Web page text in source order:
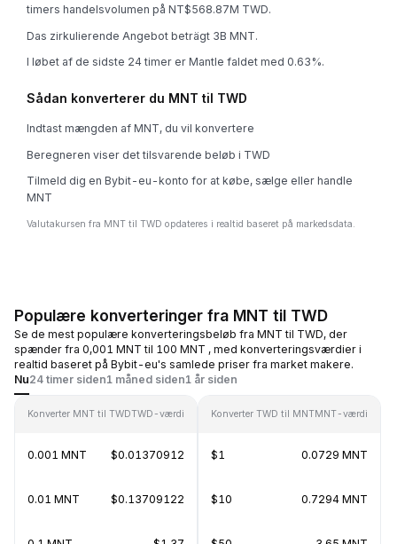
timers handelsvolumen på NT$568.87M TWD.
Das zirkulierende Angebot beträgt 3B MNT.
I løbet af de sidste 24 timer er Mantle faldet med 0.63%.
Sådan konverterer du MNT til TWD
Indtast mængden af MNT, du vil konvertere
Beregneren viser det tilsvarende beløb i TWD
Tilmeld dig en Bybit-eu-konto for at købe, sælge eller handle
MNT
Valutakursen fra MNT til TWD opdateres i realtid baseret på markedsdata.
Populære konverteringer fra MNT til TWD
Se de mest populære konverteringsbeløb fra MNT til TWD, der
spænder fra 0,001 MNT til 100 MNT , med konverteringsværdier i
realtid baseret på Bybit-eu's samlede priser fra market makere.
Nu24 timer siden1 måned siden1 år siden
Konverter MNT til TWDTWD-værdi
0.001 MNT $0.01370912
0.01 MNT $0.13709122
Konverter TWD til MNTMNT-værdi
$1 0.0729 MNT
$10 0.7294 MNT